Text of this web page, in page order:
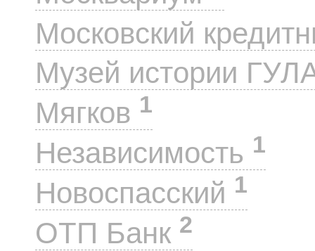
Московский
Музей истории
Мягков 1
Независимость 1
Новоспасский 1
ОТП Банк 2